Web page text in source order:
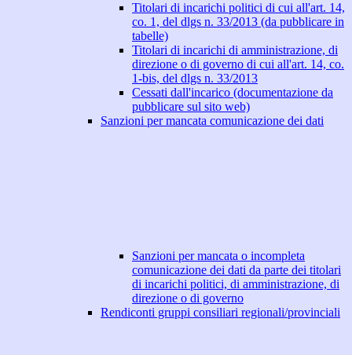
Titolari di incarichi politici di cui all'art. 14,
co. 1, del dlgs n. 33/2013 (da pubblicare in
tabelle)
Titolari di incarichi di amministrazione, di
direzione o di governo di cui all'art. 14, co.
1-bis, del dlgs n. 33/2013
Cessati dall'incarico (documentazione da
pubblicare sul sito web)
Sanzioni per mancata comunicazione dei dati
Sanzioni per mancata o incompleta
comunicazione dei dati da parte dei titolari
di incarichi politici, di amministrazione, di
direzione o di governo
Rendiconti gruppi consiliari regionali/provinciali